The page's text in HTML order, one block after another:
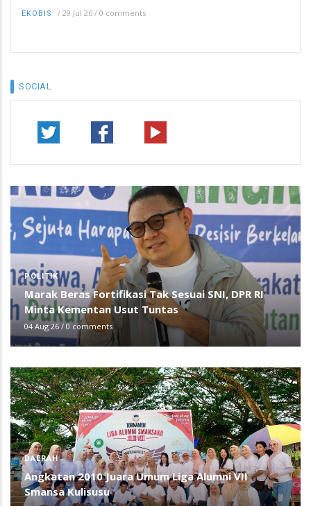
EKOBIS / 29 Jul 26 / 0 comments
SOCIAL
POLITIK
Marak Beras Fortifikasi Tak Sesuai SNI, DPR RI
Minta Kementan Usut Tuntas
04 Aug 26 / 0 comments
DAERAH
Angkatan 2010 Juara Umum Liga Alumni VII
Smansa Kulisusu